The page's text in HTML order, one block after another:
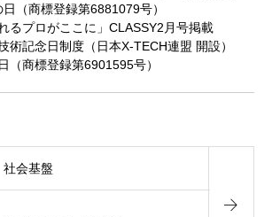
（商標登録第6881079号）
るプロがここに」CLASSY2月号掲載
術記念日制度（日本X-TECH連盟 開設）
（商標登録第6901595号）
社会基盤